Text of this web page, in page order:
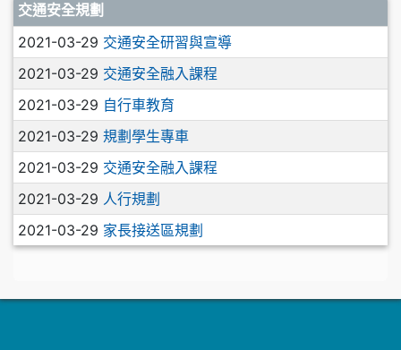
交通安全規劃
2021-03-29 交通安全研習與宣導
2021-03-29 交通安全融入課程
2021-03-29 自行車教育
2021-03-29 規劃學生專車
2021-03-29 交通安全融入課程
2021-03-29 人行規劃
2021-03-29 家長接送區規劃